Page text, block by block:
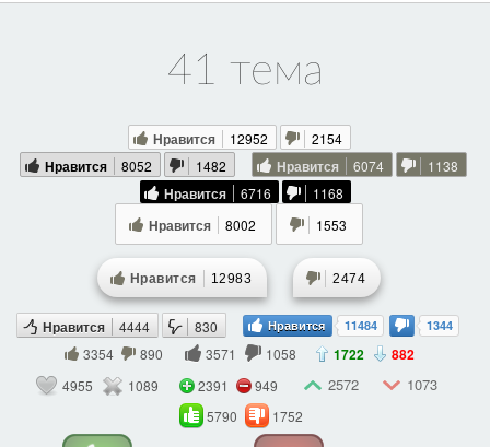
41 тема
Нравится 12952 2154
Нравится 8052 1482 Нравится 6074 1138
Нравится 6716 1168
Нравится 8002 1553
Нравится 12983 2474
Нравится 4444 830 Нравится 11484 1344
3354 890 3571 1058 1722 882
4955 1089 2391 949 2572 1073
5790 1752